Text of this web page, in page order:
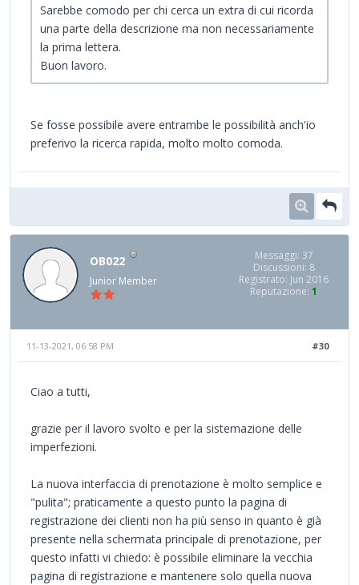
Sarebbe comodo per chi cerca un extra di cui ricorda
una parte della descrizione ma non necessariamente
la prima lettera.
Buon lavoro.
Se fosse possibile avere entrambe le possibilità anch'io
preferivo la ricerca rapida, molto molto comoda.
OB022
Junior Member
Messaggi: 37
Discussioni: 8
Registrato: Jun 2016
Reputazione: 1
#30
11-13-2021, 06:58 PM
Ciao a tutti,
grazie per il lavoro svolto e per la sistemazione delle
imperfezioni.
La nuova interfaccia di prenotazione è molto semplice e
"pulita"; praticamente a questo punto la pagina di
registrazione dei clienti non ha più senso in quanto è già
presente nella schermata principale di prenotazione, per
questo infatti vi chiedo: è possibile eliminare la vecchia
pagina di registrazione e mantenere solo quella nuova